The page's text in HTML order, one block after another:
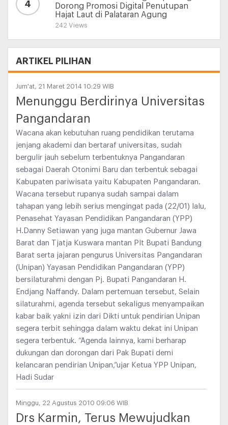
4
Dorong Promosi Digital Penutupan
Hajat Laut di Palataran Agung
242 Views
ARTIKEL PILIHAN
Jum'at, 21 Maret 2014 10:29 WIB
Menunggu Berdirinya Universitas
Pangandaran
Wacana akan kebutuhan ruang pendidikan terutama
jenjang akademi dan bertaraf universitas, sudah
bergulir jauh sebelum terbentuknya Pangandaran
sebagai Daerah Otonimi Baru dan terbentuk sebagai
Kabupaten pariwisata yaitu Kabupaten Pangandaran.
Wacana tersebut rupanya sudah sampai dalam
tahapan yang lebih serius mengingat pada (22/01) lalu,
Penasehat Yayasan Pendidikan Pangandaran (YPP)
H.Danny Setiawan yang juga mantan Gubernur Jawa
Barat dan Tjatja Kuswara mantan Plt Bupati Bandung
Barat serta jajaran pengurus Universitas Pangandaran
(Unipan) Yayasan Pendidikan Pangandaran (YPP)
bersilaturahmi dengan Pj. Bupati Pangandaran H.
Endjang Naffandy. Dalam pertemuan tersebut, Selain
silaturahmi, agenda tersebut sekaligus menyampaikan
kabar baik yakni izin dari Dikti untuk pendirian Unipan
segera terbit sehingga dalam waktu dekat ini Unipan
segera terbentuk. “Agenda lainnya, kami berharap
dukungan dan dorongan dari Pak Bupati demi
kelancaran pendirian Unipan,”ujar Ketua YPP Unipan,
Hadi Sudar
Minggu, 22 Agustus 2010 09:06 WIB
Drs Karmin, Terus Mewujudkan